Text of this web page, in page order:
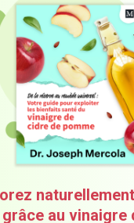
s'agit d'une faible
minimale
que beaucoup de
incroyablement
pas à
Donc, au lieu de
je recommande :
moins une heure
au vinaigre